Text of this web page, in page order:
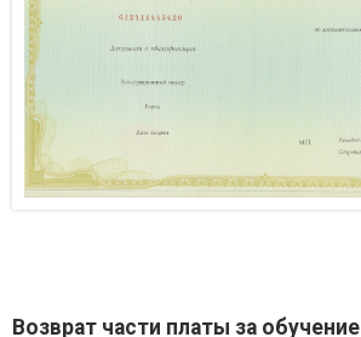
Возврат части платы за обучение